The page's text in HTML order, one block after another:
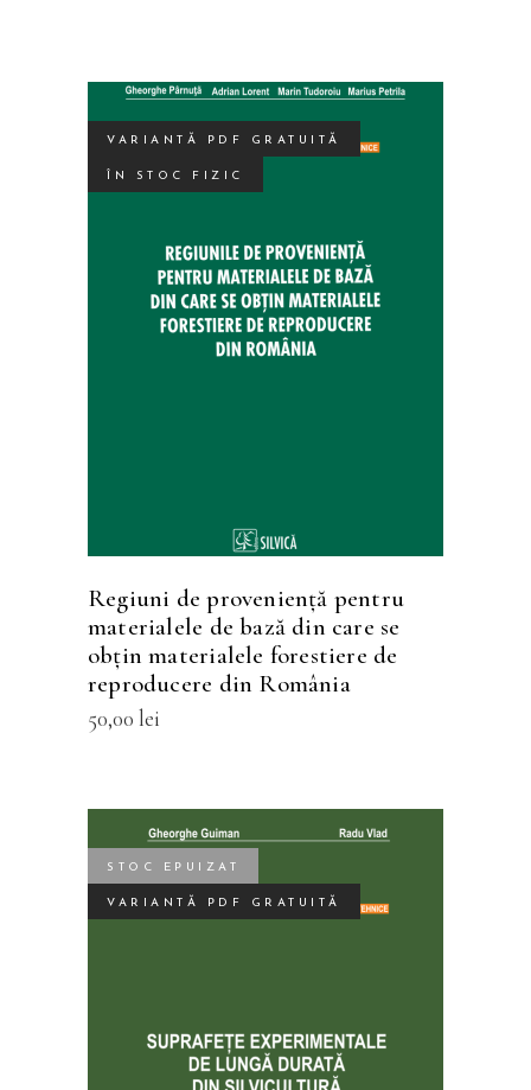
VARIANTĂ PDF GRATUITĂ
ÎN STOC FIZIC
SELECTEAZĂ OPȚIUNILE
pot
Regiuni de provenienţă pentru
materialele de bază din care se
obţin materialele forestiere de
reproducere din România
50,00 lei
STOC EPUIZAT
VARIANTĂ PDF GRATUITĂ
CITEȘTE MAI MULT